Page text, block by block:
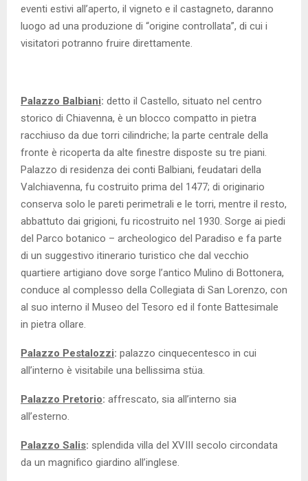
eventi estivi all’aperto, il vigneto e il castagneto, daranno
luogo ad una produzione di “origine controllata”, di cui i
visitatori potranno fruire direttamente.
Palazzo Balbiani: detto il Castello, situato nel centro
storico di Chiavenna, è un blocco compatto in pietra
racchiuso da due torri cilindriche; la parte centrale della
fronte è ricoperta da alte finestre disposte su tre piani.
Palazzo di residenza dei conti Balbiani, feudatari della
Valchiavenna, fu costruito prima del 1477; di originario
conserva solo le pareti perimetrali e le torri, mentre il resto,
abbattuto dai grigioni, fu ricostruito nel 1930. Sorge ai piedi
del Parco botanico – archeologico del Paradiso e fa parte
di un suggestivo itinerario turistico che dal vecchio
quartiere artigiano dove sorge l’antico Mulino di Bottonera,
conduce al complesso della Collegiata di San Lorenzo, con
al suo interno il Museo del Tesoro ed il fonte Battesimale
in pietra ollare.
Palazzo Pestalozzi: palazzo cinquecentesco in cui
all’interno è visitabile una bellissima stüa.
Palazzo Pretorio: affrescato, sia all’interno sia
all’esterno.
Palazzo Salis: splendida villa del XVIII secolo circondata
da un magnifico giardino all’inglese.